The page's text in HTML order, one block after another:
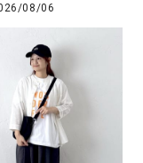
08/06